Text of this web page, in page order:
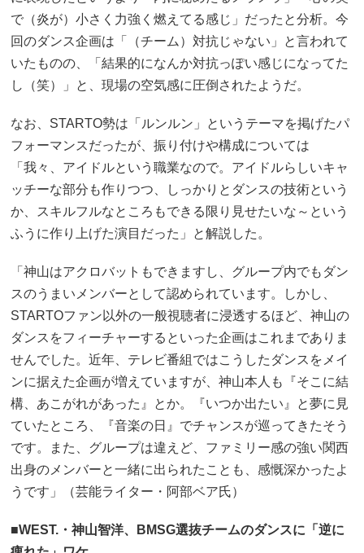
で（炎が）小さく力強く燃えてる感じ」だったと分析。今
回のダンス企画は「（チーム）対抗じゃない」と言われて
いたものの、「結果的になんか対抗っぽい感じになってた
し（笑）」と、現場の空気感に圧倒されたようだ。
なお、STARTO勢は「ルンルン」というテーマを掲げたパ
フォーマンスだったが、振り付けや構成については
「我々、アイドルという職業なので。アイドルらしいキャ
ッチーな部分も作りつつ、しっかりとダンスの技術という
か、スキルフルなところもできる限り見せたいな～という
ふうに作り上げた演目だった」と解説した。
「神山はアクロバットもできますし、グループ内でもダン
スのうまいメンバーとして認められています。しかし、
STARTOファン以外の一般視聴者に浸透するほど、神山の
ダンスをフィーチャーするといった企画はこれまでありま
せんでした。近年、テレビ番組ではこうしたダンスをメイ
ンに据えた企画が増えていますが、神山本人も『そこに結
構、あこがれがあった』とか。『いつか出たい』と夢に見
ていたところ、『音楽の日』でチャンスが巡ってきたそう
です。また、グループは違えど、ファミリー感の強い関西
出身のメンバーと一緒に出られたことも、感慨深かったよ
うです」（芸能ライター・阿部ベア氏）
■WEST.・神山智洋、BMSG選抜チームのダンスに「逆に